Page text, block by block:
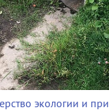
экологии и